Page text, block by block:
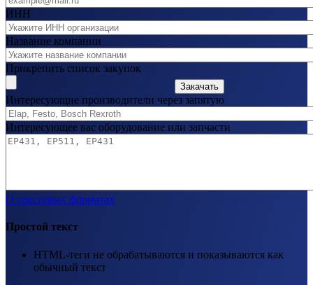
ИНН
Название компании
Прикрепить список закупок
Закачать
Интересующие производители через запятую
Интересующее вас оборудование или запчасти
О текстовых форматах
Простой текст
HTML-теги не обрабатываются и показываются как
обычный текст